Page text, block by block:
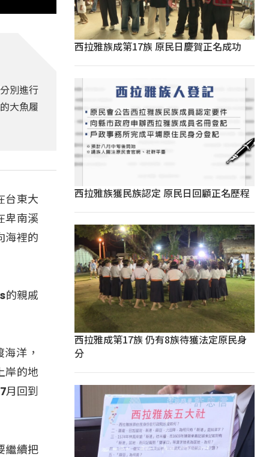
別進行
大魚履
台東大
卑南溪
海裡的
的親戚
洋，
岸的地
月回到
繼續把
西拉雅族成第17族 原民日慶賀正名成功
西拉雅族獲民族認定 原民日回顧正名歷程
西拉雅成第17族 仍有8族待獲法定原民身
分